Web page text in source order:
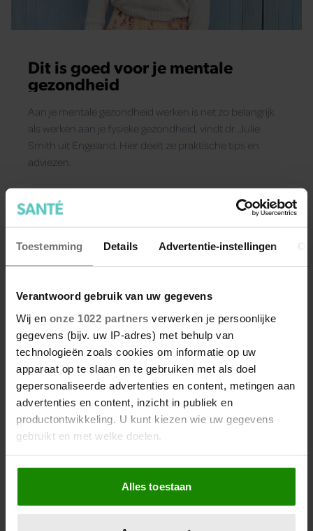
Toestemming Details Advertentie-instellingen
Verantwoord gebruik van uw gegevens
Wij en onze 1022 partners verwerken je persoonlijke
gegevens (bijv. uw IP-adres) met behulp van
technologieën zoals cookies om informatie op uw
apparaat op te slaan en te gebruiken met als doel
gepersonaliseerde advertenties en content, metingen aan
advertenties en content, inzicht in publiek en
productontwikkeling. U kunt kiezen wie uw gegevens
gebruikt en met welke doelen.
Als u het toestaat, willen we ook graag:
Informatie verzamelen over uw geografische
locatie, die tot een paar meter nauwkeurig kan zijn
Alles toestaan
Dit is goed voor je mentale
gezondheid
Aan je mentale gezondheid werken is net zo belangrijk
als werken aan je fysieke gezondheid, vindt dr. Julie
Smith uit Engeland. Hier deelt ze praktische tips en
adviezen.
Winterdepressie: 9 tips tegen
Na een lange nacht nog steeds niet uitgerust zijn. Moeite